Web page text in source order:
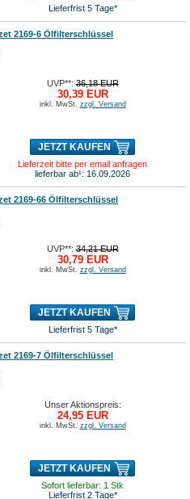
Lieferfrist 5 Tage*
2169-6 Ölfilterschlüssel
UVP**:36,18 EUR
30,39 EUR
inkl. MwSt. zzgl. Versand
JETZT KAUFEN
Lieferzeit bitte per email anfragen
lieferbar ab¹: 16.09.2026
2169-66 Ölfilterschlüssel
UVP**:34,21 EUR
30,79 EUR
inkl. MwSt. zzgl. Versand
JETZT KAUFEN
Lieferfrist 5 Tage*
2169-7 Ölfilterschlüssel
Unser Aktionspreis:
24,95 EUR
inkl. MwSt. zzgl. Versand
JETZT KAUFEN
Sofort lieferbar: 1 Stk
Lieferfrist 2 Tage*